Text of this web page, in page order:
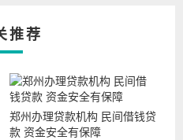
推荐
郑州办理贷款机构 民间借钱贷
款 资金安全有保障